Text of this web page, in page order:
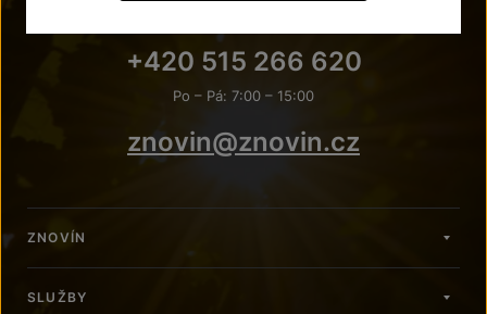
+420 515 266 620
Po – Pá: 7:00 – 15:00
znovin@znovin.cz
ZNOVÍN
SLUŽBY